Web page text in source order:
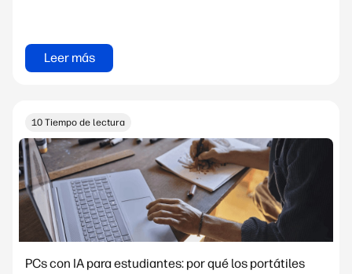
Leer más
10 Tiempo de lectura
PCs con IA para estudiantes: por qué los portátiles